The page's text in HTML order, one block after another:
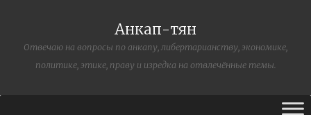
Анкап-тян
Отвечаю на вопросы по анкапу, либертарианству, экономике,
политике, этике, праву и изредка на отвлечённые темы.